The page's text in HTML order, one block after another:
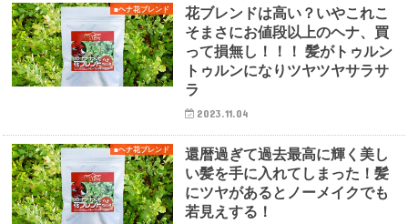
■ヘナ花ブレンド
花ブレンドは高い？いやこれこ
そまさにお値段以上のヘナ、買
って損無し！！！ 髪がトゥルン
トゥルンになりツヤツヤサラサ
ラ
2023.11.04
■ヘナ花ブレンド
還暦過ぎて過去最高に輝く美し
い髪を手に入れてしまった！髪
にツヤがあるとノーメイクでも
若見えする！